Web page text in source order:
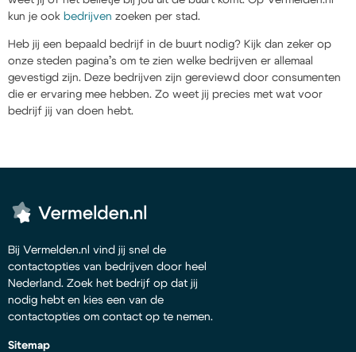
kun je ook bedrijven zoeken per stad.
Heb jij een bepaald bedrijf in de buurt nodig? Kijk dan zeker op
onze steden pagina’s om te zien welke bedrijven er allemaal
gevestigd zijn. Deze bedrijven zijn gereviewd door consumenten
die er ervaring mee hebben. Zo weet jij precies met wat voor
bedrijf jij van doen hebt.
Bij Vermelden.nl vind jij snel de
contactopties van bedrijven door heel
Nederland. Zoek het bedrijf op dat jij
nodig hebt en kies een van de
contactopties om contact op te nemen.
Sitemap